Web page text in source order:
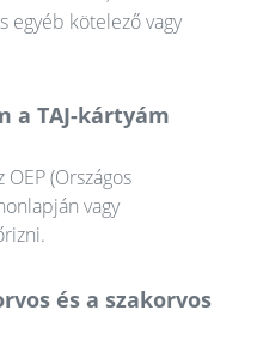
egyéb kötelező vagy
a TAJ-kártyám
OEP (Országos
vagy
és a szakorvos